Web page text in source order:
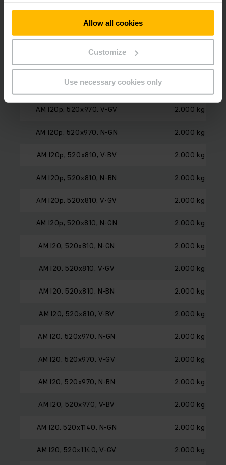
Allow all cookies
Customize
Use necessary cookies only
AM I20p, 520x1140, V-GV
AM I20p, 520x1140, N-GN 2.000 kg
AM I20p, 520x970, V-BV 2.000 kg
AM I20p, 520x970, N-BN
AM I20p, 520x970, V-GV 2.000 kg
AM I20p, 520x970, N-GN 2.000 kg
AM I20p, 520x810, V-BV 2.000 kg
AM I20p, 520x810, N-BN 2.000 kg
AM I20p, 520x810, V-GV 2.000 kg
AM I20p, 520x810, N-GN 2.000 kg
AM I20, 520x810, N-GN 2.000 kg
AM I20, 520x810, V-GV 2.000 kg
AM I20, 520x810, N-BN 2.000 kg
AM I20, 520x810, V-BV 2.000 kg
AM I20, 520x970, N-GN 2.000 kg
AM I20, 520x970, V-GV 2.000 kg
AM I20, 520x970, N-BN 2.000 kg
AM I20, 520x970, V-BV 2.000 kg
AM I20, 520x1140, N-GN 2.000 kg
AM I20, 520x1140, V-GV 2.000 kg